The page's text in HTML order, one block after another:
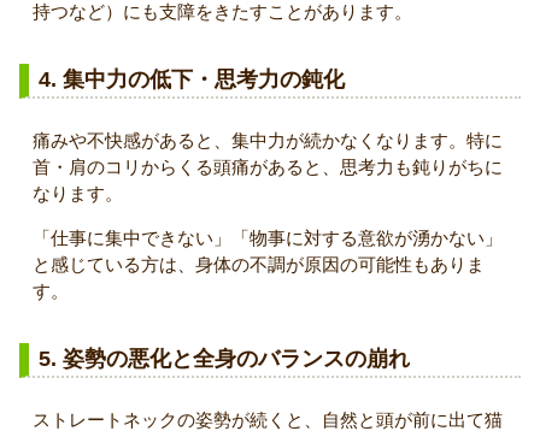
持つなど）にも支障をきたすことがあります。
4. 集中力の低下・思考力の鈍化
痛みや不快感があると、集中力が続かなくなります。特に
首・肩のコリからくる頭痛があると、思考力も鈍りがちに
なります。
「仕事に集中できない」「物事に対する意欲が湧かない」
と感じている方は、身体の不調が原因の可能性もありま
す。
5. 姿勢の悪化と全身のバランスの崩れ
ストレートネックの姿勢が続くと、自然と頭が前に出て猫